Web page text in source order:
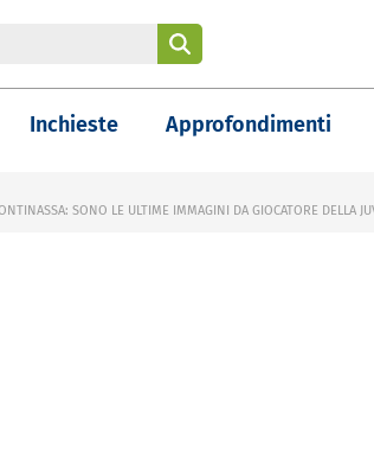
Inchieste Approfondimenti
SONO LE ULTIME IMMAGINI DA GIOCATORE DELLA